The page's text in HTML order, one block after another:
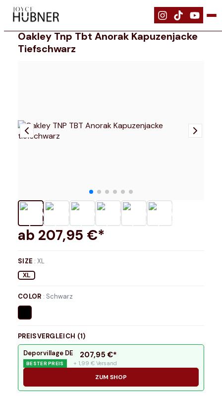
| Bekleidung Oakley TNP TBT Anorak Kapuzenjacke tiefschwarz
Oakley Tnp Tbt Anorak Kapuzenjacke
Tiefschwarz
ab 207,95 €*
SIZE :XL
XL
COLOR : Schwarz
PREISVERGLEICH (1)
Deporvillage DE
BESTER PREIS
207,95 €*
+ 1,99 € Versand
ZUM SHOP